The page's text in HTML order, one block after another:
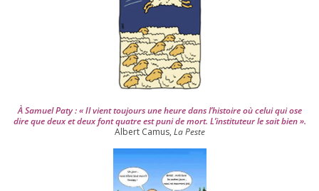
À Samuel Paty : « Il vient tou­jours une heure dans l’his­toire où celui qui ose
dire que deux et deux font quatre est puni de mort. L’instituteur le sait bien ».
Albert Camus, La Peste